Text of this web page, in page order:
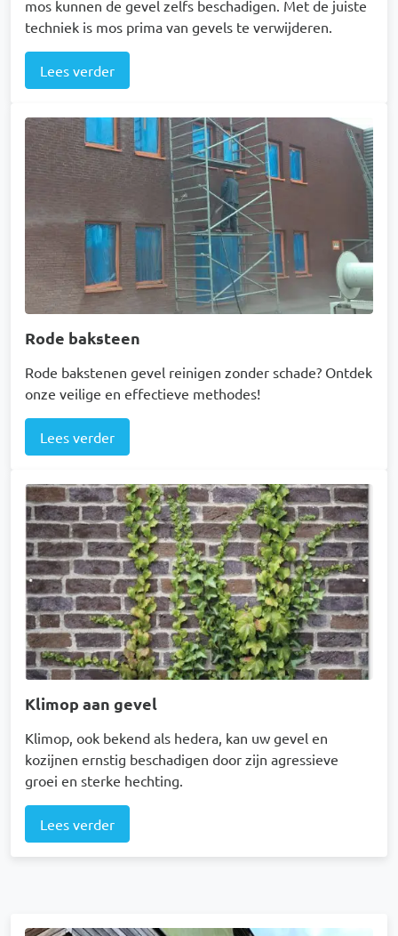
mos kunnen de gevel zelfs beschadigen. Met de juiste
techniek is mos prima van gevels te verwijderen.
Lees verder
Afbeelding
Rode baksteen
Rode bakstenen gevel reinigen zonder schade? Ontdek
onze veilige en effectieve methodes!
Lees verder
Afbeelding
Klimop aan gevel
Klimop, ook bekend als hedera, kan uw gevel en
kozijnen ernstig beschadigen door zijn agressieve
groei en sterke hechting.
Lees verder